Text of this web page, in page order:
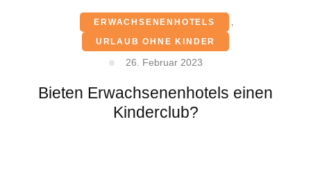
ERWACHSENENHOTELS
,
URLAUB OHNE KINDER
26. Februar 2023
Bieten Erwachsenenhotels einen
Kinderclub?